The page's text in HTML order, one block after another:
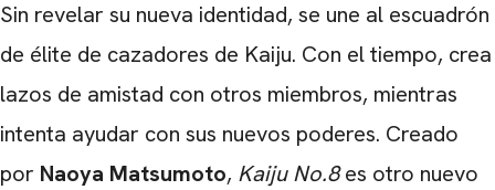
Sin revelar su nueva identidad, se une al escuadrón
de élite de cazadores de Kaiju. Con el tiempo, crea
lazos de amistad con otros miembros, mientras
intenta ayudar con sus nuevos poderes. Creado
por Naoya Matsumoto, Kaiju No.8es otro nuevo